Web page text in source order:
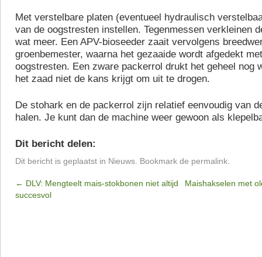
Met verstelbare platen (eventueel hydraulisch
van de oogstresten instellen. Tegenmessen verkleinen
wat meer. Een APV-bioseeder zaait vervolgens
groenbemester, waarna het gezaaide wordt afgedekt
oogstresten. Een zware packerrol drukt het geheel nog
het zaad niet de kans krijgt om uit te drogen.
De stohark en de packerrol zijn relatief eenvoudig van
halen. Je kunt dan de machine weer gewoon als
Dit bericht delen:
Dit bericht is geplaatst in Nieuws . Bookmark de permalink
← DLV: Mengteelt mais-stokbonen niet altijd
succesvol
Maishakselen met